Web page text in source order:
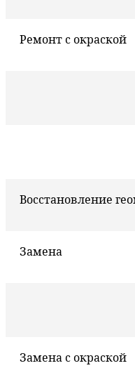
Ремонт с окраской
Восстановление
Замена
Замена с окраской